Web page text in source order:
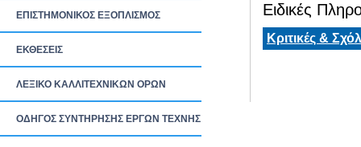
ΕΠΙΣΤΗΜΟΝΙΚΟΣ ΕΞΟΠΛΙΣΜΟΣ
ΕΚΘΕΣΕΙΣ
ΛΕΞΙΚΟ ΚΑΛΛΙΤΕΧΝΙΚΩΝ ΟΡΩΝ
ΟΔΗΓΟΣ ΣΥΝΤΗΡΗΣΗΣ ΕΡΓΩΝ ΤΕΧΝΗΣ
Ειδικές
Κριτικές &